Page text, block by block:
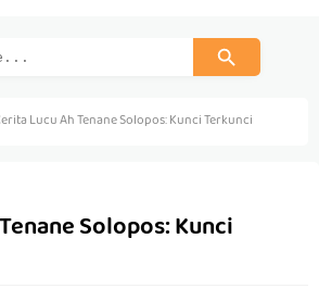
Lucu Ah Tenane Solopos: Kunci Terkunci
Solopos: Kunci